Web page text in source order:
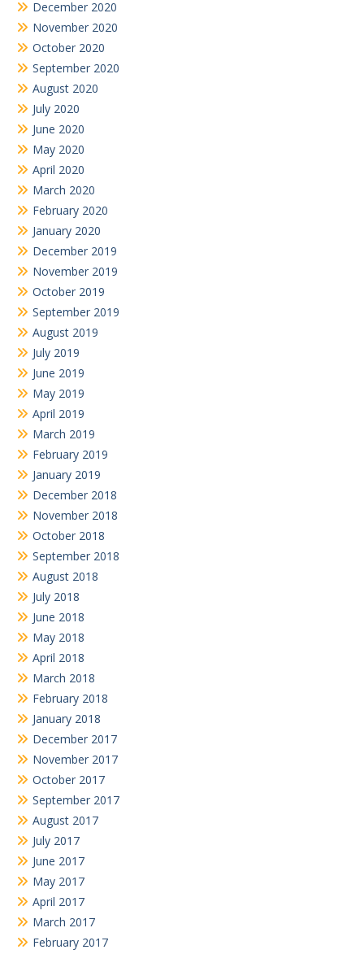
December 2020
November 2020
October 2020
September 2020
August 2020
July 2020
June 2020
May 2020
April 2020
March 2020
February 2020
January 2020
December 2019
November 2019
October 2019
September 2019
August 2019
July 2019
June 2019
May 2019
April 2019
March 2019
February 2019
January 2019
December 2018
November 2018
October 2018
September 2018
August 2018
July 2018
June 2018
May 2018
April 2018
March 2018
February 2018
January 2018
December 2017
November 2017
October 2017
September 2017
August 2017
July 2017
June 2017
May 2017
April 2017
March 2017
February 2017